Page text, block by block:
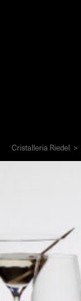
Cristalleria Riedel >